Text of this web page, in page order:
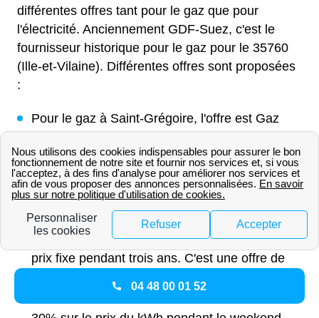
différentes offres tant pour le gaz que pour
l'électricité. Anciennement GDF-Suez, c'est le
fournisseur historique pour le gaz pour le 35760
(Ille-et-Vilaine). Différentes offres sont proposées
:
Pour le gaz à Saint-Grégoire, l'offre est Gaz
fixe pendant une durée de 3 ans ré-ajustable à
la baisse.
Pour l'électricité, il existe deux offres possibles
pour les Grégoriens et Grégoriennes. La
première, nommée Elec Ajust, est une offre à
prix fixe pendant trois ans. C'est une offre de
04 48 00 01 52